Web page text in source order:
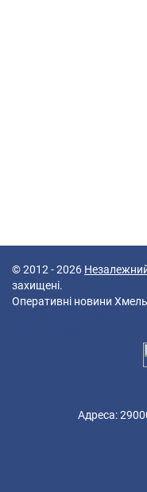
© 2012 - 2026
захищені.
Оперативні новини
Адреса: 29000,